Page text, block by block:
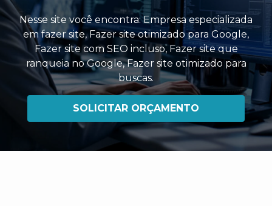
Nesse site você encontra:Empresa especializada
em fazer site,Fazer site otimizado para Google,
Fazer site com SEO incluso, Fazer site que
ranqueia no Google,Fazer site otimizado para
buscas.
SOLICITAR ORÇAMENTO